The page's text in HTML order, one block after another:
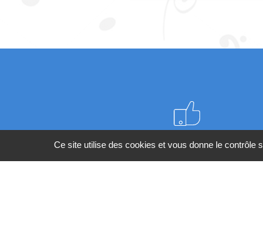
Meilleurs prix du web
Ce site utilise des cookies et vous donne le contrôle